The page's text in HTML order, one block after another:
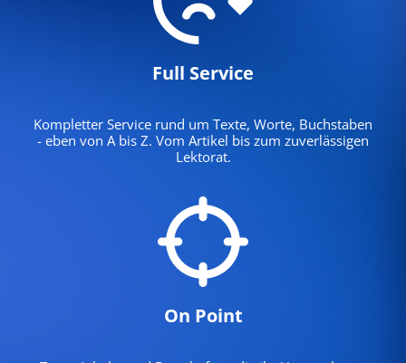
Full Service
Kompletter Service rund um Texte, Worte, Buchstaben
- eben von A bis Z. Vom Artikel bis zum zuverlässigen
Lektorat.
On Point